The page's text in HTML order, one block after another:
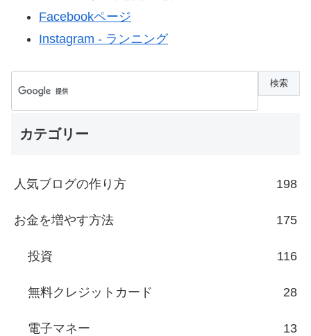
Facebookページ
Instagram - ランニング
カテゴリー
人気ブログの作り方 198
お金を増やす方法 175
投資 116
無料クレジットカード 28
電子マネー 13